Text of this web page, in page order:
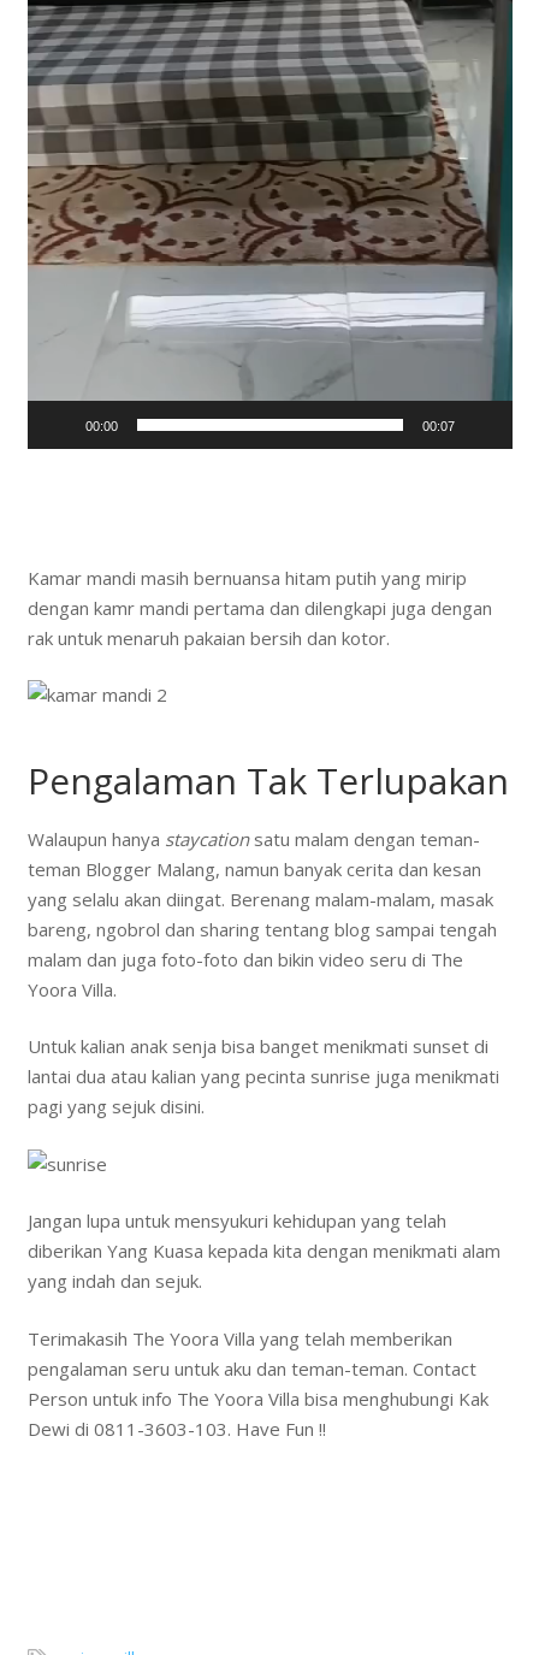
00:00 00:07
Kamar mandi masih bernuansa hitam putih yang mirip
dengan kamr mandi pertama dan dilengkapi juga dengan
rak untuk menaruh pakaian bersih dan kotor.
Pengalaman Tak Terlupakan
Walaupun hanya staycationsatu malam dengan teman-
teman Blogger Malang, namun banyak cerita dan kesan
yang selalu akan diingat. Berenang malam-malam, masak
bareng, ngobrol dan sharing tentang blog sampai tengah
malam dan juga foto-foto dan bikin video seru di The
Yoora Villa.
Untuk kalian anak senja bisa banget menikmati sunset di
lantai dua atau kalian yang pecinta sunrise juga menikmati
pagi yang sejuk disini.
Jangan lupa untuk mensyukuri kehidupan yang telah
diberikan Yang Kuasa kepada kita dengan menikmati alam
yang indah dan sejuk.
Terimakasih The Yoora Villa yang telah memberikan
pengalaman seru untuk aku dan teman-teman. Contact
Person untuk info The Yoora Villa bisa menghubungi Kak
Dewi di 0811-3603-103. Have Fun !!